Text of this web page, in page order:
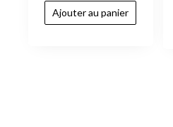
Ajouter au panier